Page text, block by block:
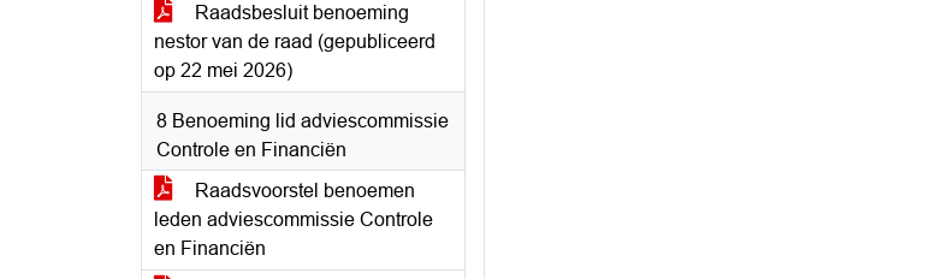
Raadsbesluit benoeming
nestor van de raad (gepubliceerd
op 22 mei 2026)
8 Benoeming lid adviescommissie
Controle en Financiën
Raadsvoorstel benoemen
leden adviescommissie Controle
en Financiën